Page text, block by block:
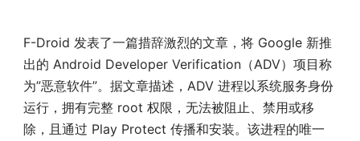
F-Droid 发表了一篇措辞激烈的文章，将 Google 新推
出的 Android Developer Verification（ADV）项目称
为”恶意软件”。据文章描述，ADV 进程以系统服务身份
运行，拥有完整 root 权限，无法被阻止、禁用或移
除，且通过 Play Protect 传播和安装。该进程的唯一